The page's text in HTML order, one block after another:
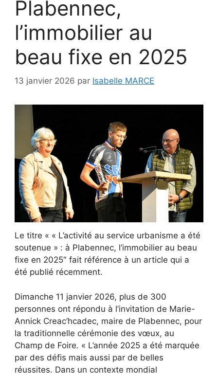
Plabennec,
l’immobilier au
beau fixe en 2025
13 janvier 2026 par Isabelle MARCE
Le titre « « L’activité au service urbanisme a été
soutenue » : à Plabennec, l’immobilier au beau
fixe en 2025″ fait référence à un article qui a
été publié récemment.
Dimanche 11 janvier 2026, plus de 300
personnes ont répondu à l’invitation de Marie-
Annick Creac’hcadec, maire de Plabennec, pour
la traditionnelle cérémonie des vœux, au
Champ de Foire. « L’année 2025 a été marquée
par des défis mais aussi par de belles
réussites. Dans un contexte mondial